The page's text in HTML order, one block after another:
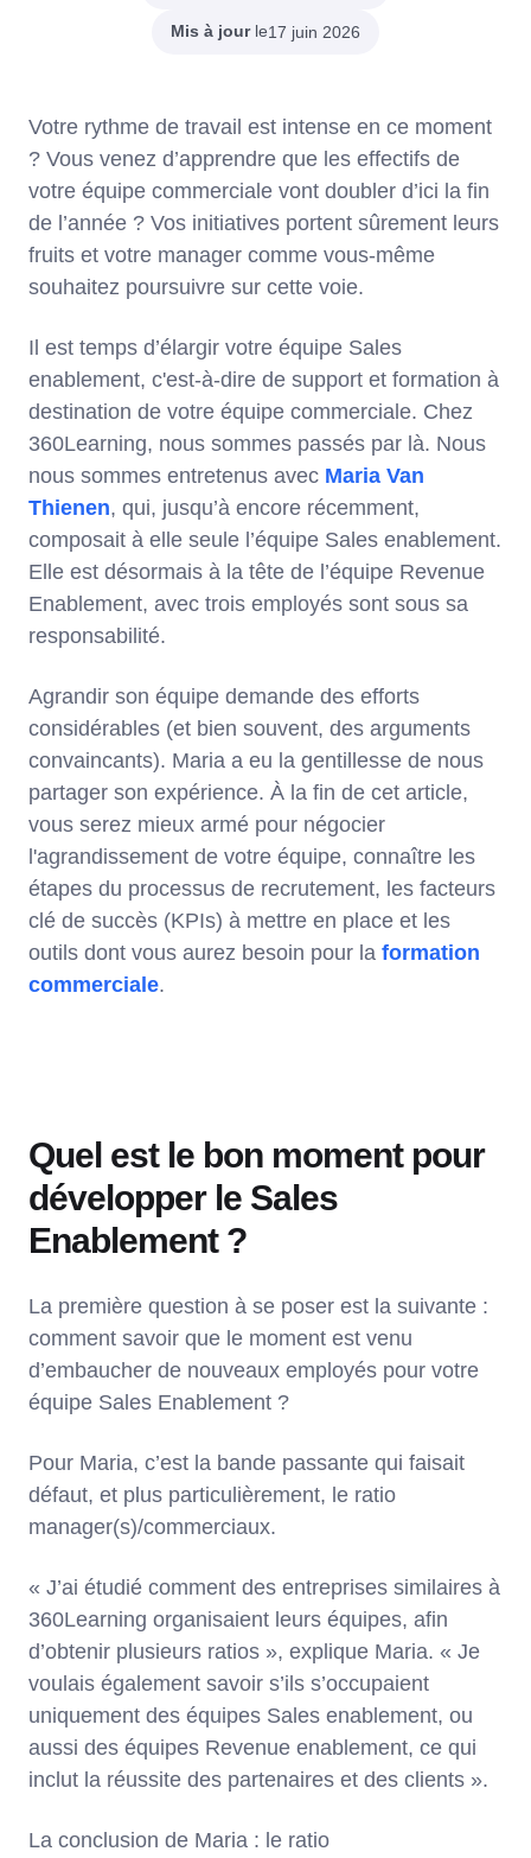
Mis à jourle17 juin 2026
Votre rythme de travail est intense en ce moment
? Vous venez d’apprendre que les effectifs de
votre équipe commerciale vont doubler d’ici la fin
de l’année ? Vos initiatives portent sûrement leurs
fruits et votre manager comme vous-même
souhaitez poursuivre sur cette voie.
Il est temps d’élargir votre équipe Sales
enablement, c'est-à-dire de support et formation à
destination de votre équipe commerciale. Chez
360Learning, nous sommes passés par là. Nous
nous sommes entretenus avec Maria Van
Thienen, qui, jusqu’à encore récemment,
composait à elle seule l’équipe Sales enablement.
Elle est désormais à la tête de l’équipe Revenue
Enablement, avec trois employés sont sous sa
responsabilité.
Agrandir son équipe demande des efforts
considérables (et bien souvent, des arguments
convaincants). Maria a eu la gentillesse de nous
partager son expérience. À la fin de cet article,
vous serez mieux armé pour négocier
l'agrandissement de votre équipe, connaître les
étapes du processus de recrutement, les facteurs
clé de succès (KPIs) à mettre en place et les
outils dont vous aurez besoin pour la formation
commerciale.
Quel est le bon moment pour
développer le Sales
Enablement ?
La première question à se poser est la suivante :
comment savoir que le moment est venu
d’embaucher de nouveaux employés pour votre
équipe Sales Enablement ?
Pour Maria, c’est la bande passante qui faisait
défaut, et plus particulièrement, le ratio
manager(s)/commerciaux.
« J’ai étudié comment des entreprises similaires à
360Learning organisaient leurs équipes, afin
d’obtenir plusieurs ratios », explique Maria. « Je
voulais également savoir s’ils s’occupaient
uniquement des équipes Sales enablement, ou
aussi des équipes Revenue enablement, ce qui
inclut la réussite des partenaires et des clients ».
La conclusion de Maria : le ratio